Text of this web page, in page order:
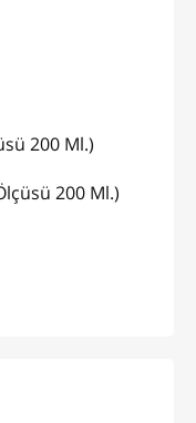
200 Ml.)
200 Ml.)